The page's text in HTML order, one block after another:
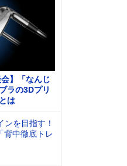
】「なんじ
ラの3Dプリ
は
ンを目指す！
背中徹底トレ